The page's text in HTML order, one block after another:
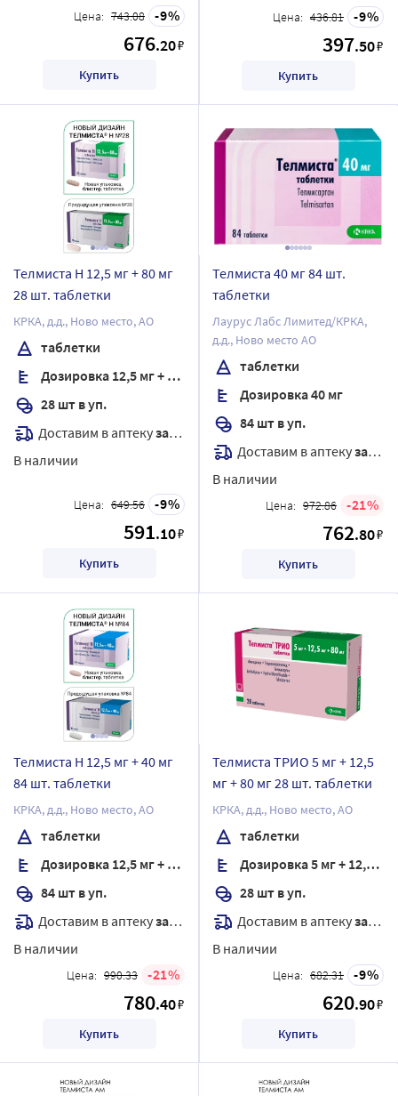
Цена: 743.08 9
676.20₽
Купить
Цена: 436.81 9
397.50₽
Купить
Телмиста Н 12,5 мг + 80 мг
28 шт. таблетки
КРКА, д.д., Ново место, АО
таблетки
Дозировка 12,5 мг + 80 мг
28 шт в уп.
Доставим в аптекузавтра
В наличии
Цена: 649.56 9
591.10₽
Купить
Телмиста 40 мг 84 шт.
таблетки
Лаурус Лабс Лимитед/КРКА,
д.д., Ново место АО
таблетки
Дозировка 40 мг
84 шт в уп.
Доставим в аптекузавтра
В наличии
Цена: 972.86 21
762.80₽
Купить
Телмиста Н 12,5 мг + 40 мг
84 шт. таблетки
КРКА, д.д., Ново место, АО
таблетки
Дозировка 12,5 мг + 40 мг
84 шт в уп.
Доставим в аптекузавтра
В наличии
Цена: 990.33 21
780.40₽
Купить
Телмиста ТРИО 5 мг + 12,5
мг + 80 мг 28 шт. таблетки
КРКА, д.д., Ново место, АО
таблетки
Дозировка 5 мг + 12,5 мг + 80 мг
28 шт в уп.
Доставим в аптекузавтра
В наличии
Цена: 682.31 9
620.90₽
Купить